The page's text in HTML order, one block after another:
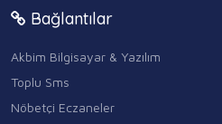
Bağlantılar
Akbim Bilgisayar & Yazılım
Toplu Sms
Nöbetçi Eczaneler